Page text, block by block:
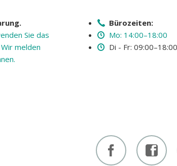
Sie das
melden
Bürozeiten:
Mo: 14:00–18:00
Di - Fr: 09:00–18:00